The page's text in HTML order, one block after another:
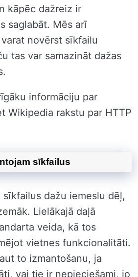
kāpēc dažreiz ir
saglabāt. Mēs arī
novērst sīkfailu
tas var samazināt dažas
informāciju par
Wikipedia rakstu par HTTP
sīkfailus
sīkfailus dažu iemeslu dēļ,
Lielākajā daļā
veida, kā tos
vietnes funkcionalitāti.
to izmantošanu, ja
vai tie ir nepieciešami, jo